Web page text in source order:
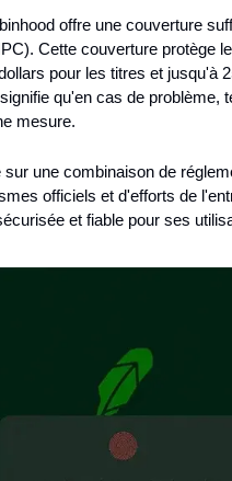
offre une couverture
Cette couverture protège
pour les titres et jusqu'à
qu'en cas de problème,
mesure.
une combinaison de
officiels et d'efforts de
et fiable pour ses